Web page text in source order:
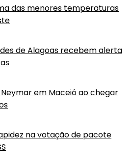
das menores temperaturas
de Alagoas recebem alerta
em Maceió ao chegar
na votação de pacote